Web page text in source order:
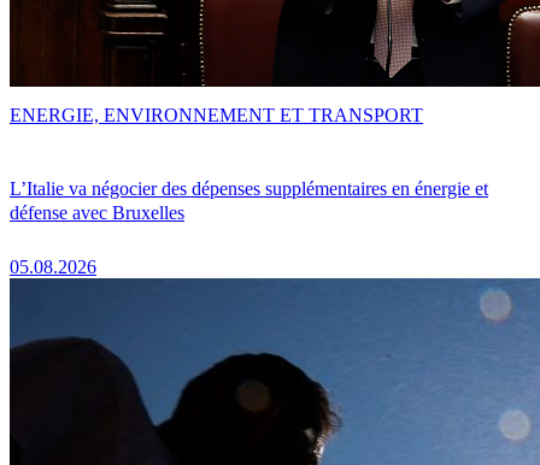
L’Italie va négocier des dépenses supplémentaires en énergie et
défense avec Bruxelles
05.08.2026
ENERGIE, ENVIRONNEMENT ET TRANSPORT